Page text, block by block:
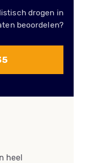
drogen in
beoordelen?
heel